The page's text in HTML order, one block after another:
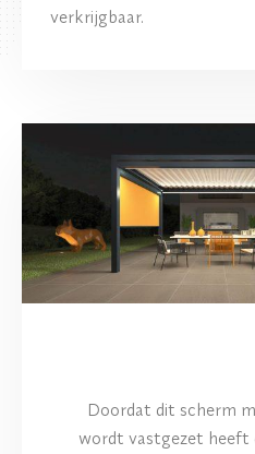
verkrijgbaar.
Doordat dit scherm
wordt vastgezet heeft